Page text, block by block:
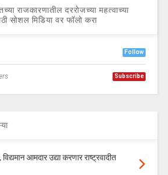
राजकारणातील दररोजच्या महत्वाच्या
सोशल मिडिया वर फॉलो करा
Follow
Subscribe
आमदार उद्या करणार राष्ट्रवादीत